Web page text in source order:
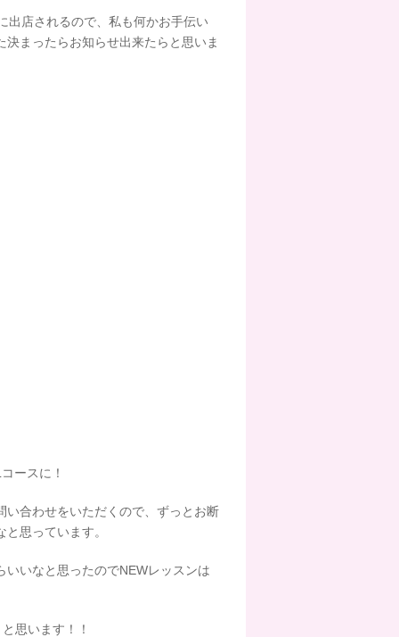
出店されるので、私も何かお手伝い
まったらお知らせ出来たらと思いま
ースに！
合わせをいただくので、ずっとお断
思っています。
いなと思ったのでNEWレッスンは
思います！！